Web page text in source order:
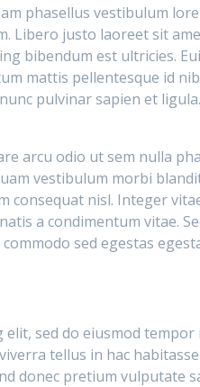
phasellus vestibulum
Libero justo laoreet sit
bibendum est ultricies.
mattis pellentesque id
pulvinar sapien et
arcu odio ut sem nulla
vestibulum morbi
consequat nisl. Integer
a condimentum vitae.
sed egestas
sed do eiusmod
tellus in hac
donec pretium vulputate